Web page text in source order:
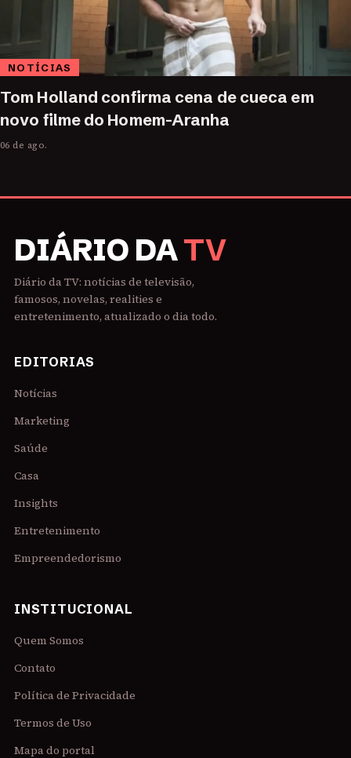
NOTÍCIAS
Tom Holland confirma cena de cueca em
novo filme do Homem-Aranha
06 de ago.
DIÁRIO DATV
Diário da TV: notícias de televisão,
famosos, novelas, realities e
entretenimento, atualizado o dia todo.
EDITORIAS
Notícias
Marketing
Saúde
Casa
Insights
Entretenimento
Empreendedorismo
INSTITUCIONAL
Quem Somos
Contato
Política de Privacidade
Termos de Uso
Mapa do portal